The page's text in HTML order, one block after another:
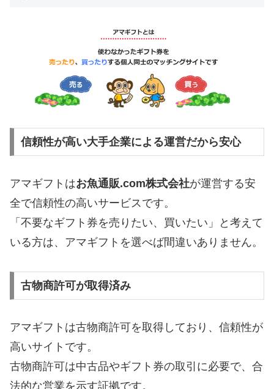
信頼性が高い大手企業による運営だから安心
アマギフトはお魚通販.com株式会社が運営する安
全で信頼性の高いサービスです。
「不要なギフト券を売りたい、買いたい」と考えて
いる方は、アマギフトを選べば間違いありません。
古物商許可が取得済み
アマギフトは古物商許可を取得しており、信頼性が
高いサイトです。
古物商許可は中古品やギフト券の取引に必要で、合
法的な営業を示す証拠です。